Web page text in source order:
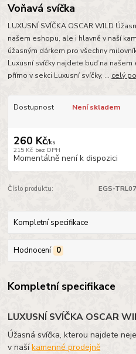
Voňavá svíčka
LUXUSNÍ SVÍČKA OSCAR WILD
našem eshopu, ale i hlavně v naší
úžasným dárkem pro všechny
Luxusní svíčky najdete buď na
přímo v sekci Luxusní svíčky, ... celý
Dostupnost Není skladem
260 Kč/ks
215 Kč bez DPH
Momentálně není k dispozici
Číslo produktu: EGS-
Kompletní specifikace
Hodnocení 0
Kompletní specifikace
LUXUSNÍ SVÍČKA OSCAR
Úžasná svíčka, kterou najdete
v našíkamenné prodejně